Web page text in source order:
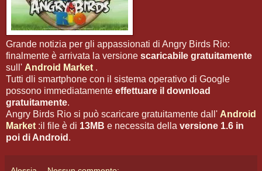
Grande notizia per gli appassionati di Angry Birds Rio:
finalmente è arrivata la versione scaricabile gratuitamente
sull' Android Market .
Tutti dli smartphone con il sistema operativo di Google
possono immediatamente effettuare il download
gratuitamente.
Angry Birds Rio si può scaricare gratuitamente dall' Android
Market :il file è di 13MB e necessita della versione 1.6 in
poi di Android .